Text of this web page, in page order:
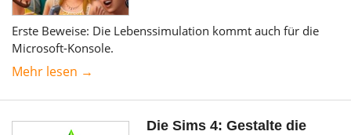
Erste Beweise: Die Lebenssimulation kommt auch für die
Microsoft-Konsole.
Mehr lesen →
Die Sims 4: Gestalte die